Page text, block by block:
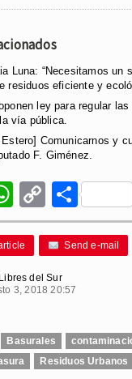
Luna: “Necesitamos un
residuos eficiente y
ley para regular
vía pública.
Comunicarnos y
F. Giménez.
WhatsApp
Copy
Link
Send e-mail
Libres del Sur
3, 2018 20:57
Basurales
Residuos Urbanos